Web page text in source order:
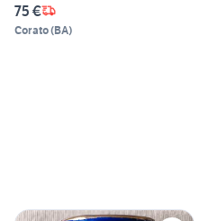
75 €
Corato(BA)